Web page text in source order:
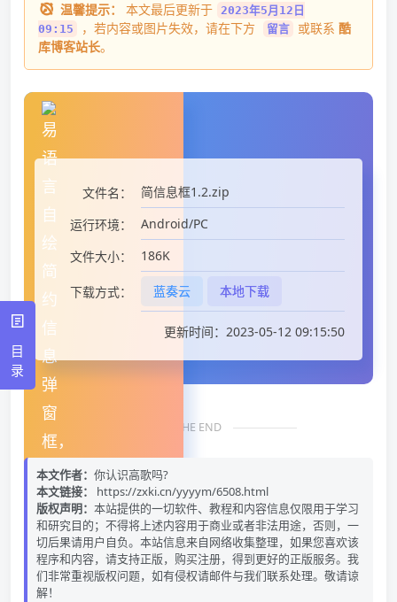
温馨提示： 本文最后更新于 2023年5月12日
09:15
，若内容或图片失效，请在下方 留言 或联系 酷
库博客站长。
文件下载
文件名：
简信息框1.2.zip
运行环境：
Android/PC
文件大小：
186K
下载方式： 蓝奏云 本地下载
更新时间：2023-05-12 09:15:50
THE END
本文作者： 你认识高歌吗?
本文链接：
https://zxki.cn/yyyym/6508.html
版权声明： 本站提供的一切软件、教程和内容信息仅限用于学习
和研究目的；不得将上述内容用于商业或者非法用途，否则，一
切后果请用户自负。本站信息来自网络收集整理，如果您喜欢该
程序和内容，请支持正版，购买注册，得到更好的正版服务。我
们非常重视版权问题，如有侵权请邮件与我们联系处理。敬请谅
解！
目
录